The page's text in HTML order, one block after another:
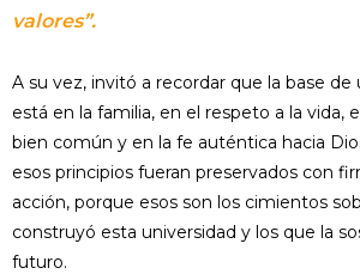
valores”.
A su vez, invitó a recordar que la base de
está en la familia, en el respeto a la vida,
bien común y en la fe auténtica hacia
esos principios fueran preservados con
acción, porque esos son los cimientos
construyó esta universidad y los que la
futuro.